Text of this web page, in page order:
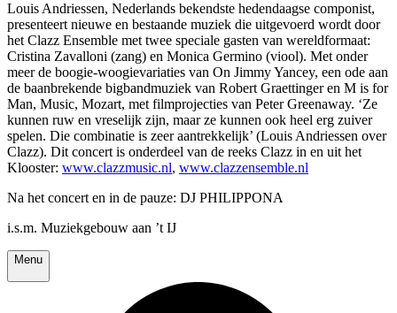
Louis Andriessen, Nederlands bekendste hedendaagse componist,
presenteert nieuwe en bestaande muziek die uitgevoerd wordt door
het Clazz Ensemble met twee speciale gasten van wereldformaat:
Cristina Zavalloni (zang) en Monica Germino (viool). Met onder
meer de boogie-woogievariaties van On Jimmy Yancey, een ode aan
de baanbrekende bigbandmuziek van Robert Graettinger en M is for
Man, Music, Mozart, met filmprojecties van Peter Greenaway. ‘Ze
kunnen ruw en vreselijk zijn, maar ze kunnen ook heel erg zuiver
spelen. Die combinatie is zeer aantrekkelijk’ (Louis Andriessen over
Clazz). Dit concert is onderdeel van de reeks Clazz in en uit het
Klooster: www.clazzmusic.nl, www.clazzensemble.nl
Na het concert en in de pauze: DJ PHILIPPONA
i.s.m. Muziekgebouw aan ’t IJ
Menu